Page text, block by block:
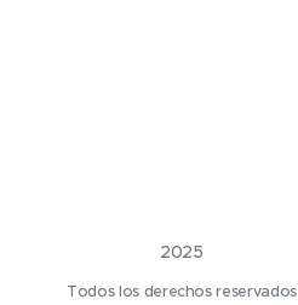
2025
Todos los derechos reservados